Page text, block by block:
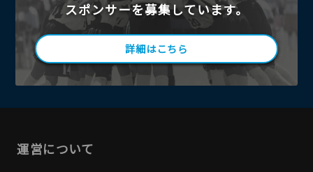
スポンサーを募集しています。
詳細はこちら
運営について